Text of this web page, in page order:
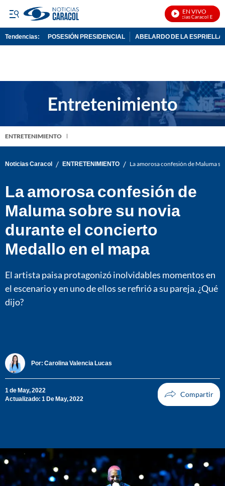
EN VIVO
Noticias Caracol En Vivo
Tendencias: POSESIÓN PRESIDENCIAL ABELARDO DE LA ESPRIELLA
ENTRETENIMIENTO
Noticias Caracol / ENTRETENIMIENTO / La amorosa confesión de Maluma
La amorosa confesión de
Maluma sobre su novia
durante el concierto
Medallo en el mapa
El artista paisa protagonizó inolvidables momentos en
el escenario y en uno de ellos se refirió a su pareja. ¿Qué
dijo?
Por: Carolina Valencia Lucas
1 de May, 2022
Actualizado: 1 De May, 2022